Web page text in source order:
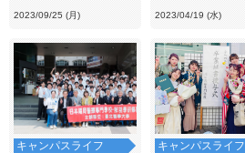
2023/09/25 (月) 2023/04/19 (水)
キャンパスライフ
キャンパスライフ